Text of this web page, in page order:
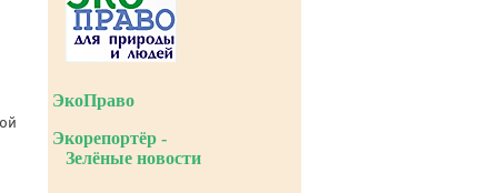
ЭкоПраво
Экорепортёр -
Зелёные новости